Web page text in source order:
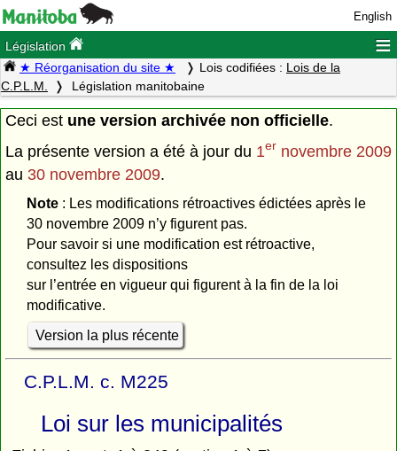
English
Législation ≡
★ Réorganisation du site ★ Lois codifiées : Lois de la
C.P.L.M.
Législation manitobaine
Ceci est une version archivée non officielle.
La présente version a été à jour du 1er novembre 2009
au 30 novembre 2009.
Note: Les modifications rétroactives édictées après le
30 novembre 2009 n’y figurent pas.
Pour savoir si une modification est rétroactive,
consultez les dispositions
sur l’entrée en vigueur qui figurent à la fin de la loi
modificative.
Version la plus récente
C.P.L.M. c. M225
Loi sur les municipalités